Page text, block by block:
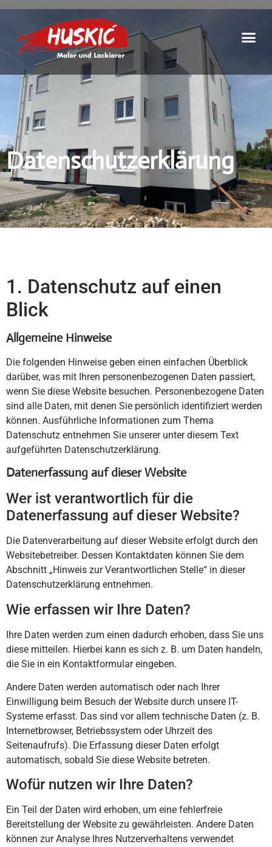
Datenschutzerklärung
Datenschutzerklärung
1. Datenschutz auf einen
Blick
Allgemeine Hinweise
Die folgenden Hinweise geben einen einfachen Überblick
darüber, was mit Ihren personenbezogenen Daten passiert,
wenn Sie diese Website besuchen. Personenbezogene Daten
sind alle Daten, mit denen Sie persönlich identifiziert werden
können. Ausführliche Informationen zum Thema
Datenschutz entnehmen Sie unserer unter diesem Text
aufgeführten Datenschutzerklärung.
Datenerfassung auf dieser Website
Wer ist verantwortlich für die
Datenerfassung auf dieser Website?
Die Datenverarbeitung auf dieser Website erfolgt durch den
Websitebetreiber. Dessen Kontaktdaten können Sie dem
Abschnitt „Hinweis zur Verantwortlichen Stelle“ in dieser
Datenschutzerklärung entnehmen.
Wie erfassen wir Ihre Daten?
Ihre Daten werden zum einen dadurch erhoben, dass Sie uns
diese mitteilen. Hierbei kann es sich z. B. um Daten handeln,
die Sie in ein Kontaktformular eingeben.
Andere Daten werden automatisch oder nach Ihrer
Einwilligung beim Besuch der Website durch unsere IT-
Systeme erfasst. Das sind vor allem technische Daten (z. B.
Internetbrowser, Betriebssystem oder Uhrzeit des
Seitenaufrufs). Die Erfassung dieser Daten erfolgt
automatisch, sobald Sie diese Website betreten.
Wofür nutzen wir Ihre Daten?
Ein Teil der Daten wird erhoben, um eine fehlerfreie
Bereitstellung der Website zu gewährleisten. Andere Daten
können zur Analyse Ihres Nutzerverhaltens verwendet